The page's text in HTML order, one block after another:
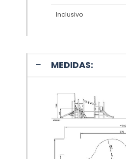
Inclusivo
MEDIDAS: